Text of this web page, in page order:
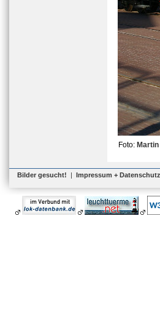
Foto:
Bilder gesucht! | Impressum + Datenschutz